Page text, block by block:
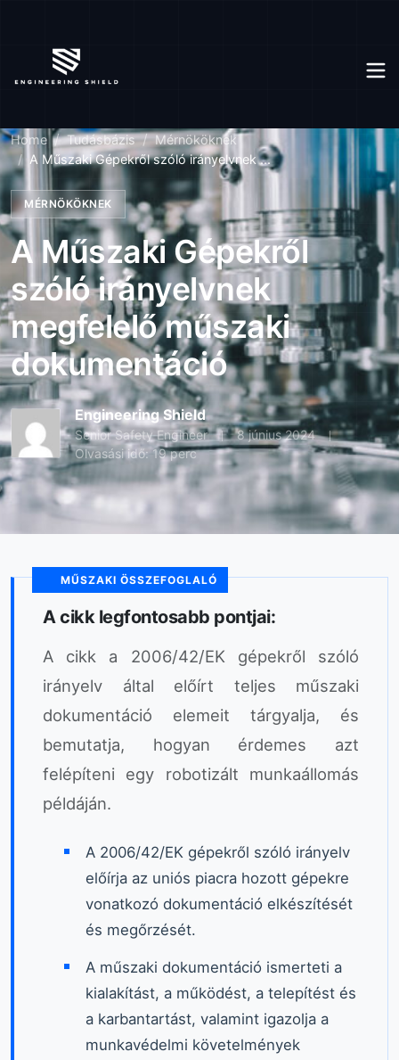
Home Tudásbázis
Mérnököknek
A Műszaki Gépekről szóló irányelvnek ...
MÉRNÖKÖKNEK
A Műszaki Gépekről
szóló irányelvnek
megfelelő műszaki
dokumentáció
Engineering Shield
Senior Safety Engineer
8 június 2024
Olvasási idő: 19 perc
MŰSZAKI ÖSSZEFOGLALÓ
A cikk legfontosabb pontjai:
A cikk a 2006/42/EK gépekről szóló
irányelv által előírt teljes műszaki
dokumentáció elemeit tárgyalja, és
bemutatja, hogyan érdemes azt
felépíteni egy robotizált munkaállomás
példáján.
A 2006/42/EK gépekről szóló irányelv
előírja az uniós piacra hozott gépekre
vonatkozó dokumentáció elkészítését
és megőrzését.
A műszaki dokumentáció ismerteti a
kialakítást, a működést, a telepítést és
a karbantartást, valamint igazolja a
munkavédelmi követelmények